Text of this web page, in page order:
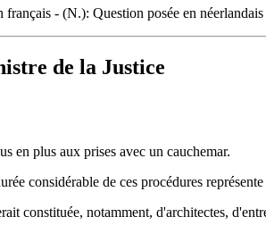
français - (N.): Question posée en néerlandais
de la Justice
en plus aux prises avec un cauchemar.
considérable de ces procédures
constituée, notamment, d'architectes,